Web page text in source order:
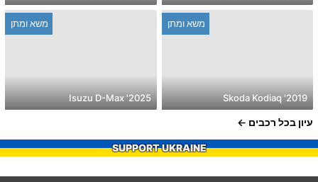
משא ומתן
2019' Skoda Kodiaq
משא ומתן
2025' Isuzu D-Max
עיון בכל רכבים
SUPPORT UKRAINE